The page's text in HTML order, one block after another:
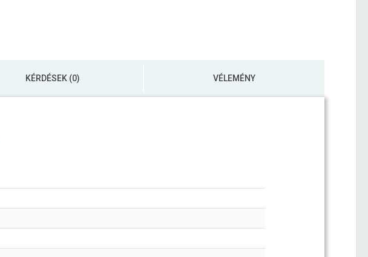
KÉRDÉSEK (0) VÉLEMÉNY